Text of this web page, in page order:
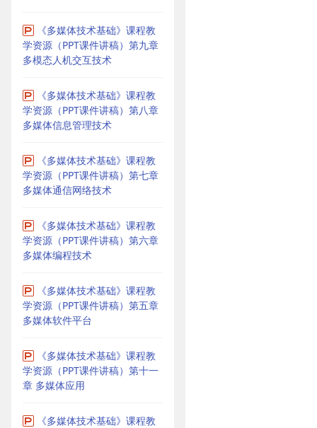
《多媒体技术基础》课程教
学资源（PPT课件讲稿）第九章
多模态人机交互技术
《多媒体技术基础》课程教
学资源（PPT课件讲稿）第八章
多媒体信息管理技术
《多媒体技术基础》课程教
学资源（PPT课件讲稿）第七章
多媒体通信网络技术
《多媒体技术基础》课程教
学资源（PPT课件讲稿）第六章
多媒体编程技术
《多媒体技术基础》课程教
学资源（PPT课件讲稿）第五章
多媒体软件平台
《多媒体技术基础》课程教
学资源（PPT课件讲稿）第十一
章 多媒体应用
《多媒体技术基础》课程教